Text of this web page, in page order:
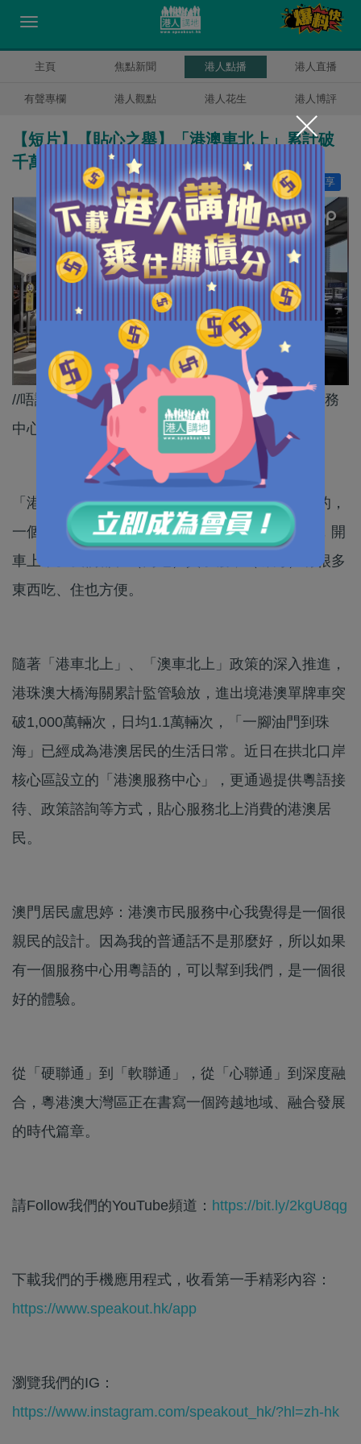
主頁 焦點新聞 港人點播 港人直播
有聲專欄 港人觀點 港人花生 港人博評
【短片】【貼心之舉】「港澳車北上」累計破
千萬輛次 拱北口岸特設粵語服務
分享
讚好 3
//唔識講普通話都唔影響北上！珠海拱北口岸設服務
中心有貼心安排，支持港澳居民北上消費。//
「港車北上」車主曾女士：我經常過來（珠海）的，
一個星期兩至三次，如果放假就帶同小朋友上來，開
車上來。我們都在（內地）買了樓，（珠海）有很多
東西吃、住也方便。
隨著「港車北上」、「澳車北上」政策的深入推進，
港珠澳大橋海關累計監管驗放，進出境港澳單牌車突
破1,000萬輛次，日均1.1萬輛次，「一腳油門到珠
海」已經成為港澳居民的生活日常。近日在拱北口岸
核心區設立的「港澳服務中心」，更通過提供粵語接
待、政策諮詢等方式，貼心服務北上消費的港澳居
民。
澳門居民盧思婷：港澳市民服務中心我覺得是一個很
親民的設計。因為我的普通話不是那麼好，所以如果
有一個服務中心用粵語的，可以幫到我們，是一個很
好的體驗。
從「硬聯通」到「軟聯通」，從「心聯通」到深度融
合，粵港澳大灣區正在書寫一個跨越地域、融合發展
的時代篇章。
請Follow我們的YouTube頻道： https://bit.ly/2kgU8qg
下載我們的手機應用程式，收看第一手精彩內容：
https://www.speakout.hk/app
瀏覽我們的IG：
https://www.instagram.com/speakout_hk/?hl=zh-hk